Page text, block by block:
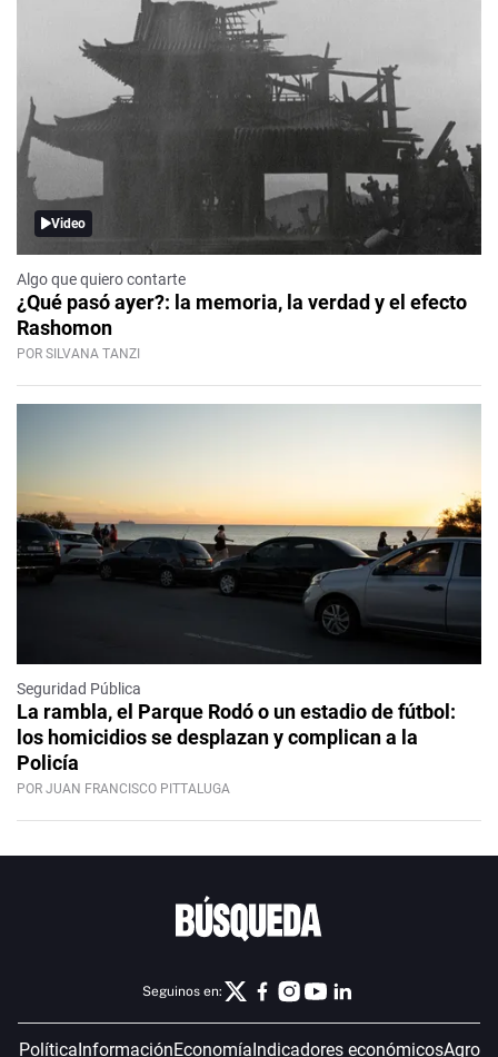
Video
Algo que quiero contarte
¿Qué pasó ayer?: la memoria, la verdad y el efecto
Rashomon
POR SILVANA TANZI
Seguridad Pública
La rambla, el Parque Rodó o un estadio de fútbol:
los homicidios se desplazan y complican a la
Policía
POR JUAN FRANCISCO PITTALUGA
Seguinos en:
Política InformaciónEconomía Indicadores económicosAgro